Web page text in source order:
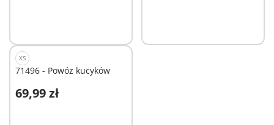
XS
71496 - Powóz kucyków
69,99 zł
Dodaj do koszyka